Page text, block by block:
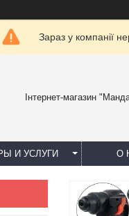
Зараз у компанії
Інтернет-магазин
И УСЛУГИ О